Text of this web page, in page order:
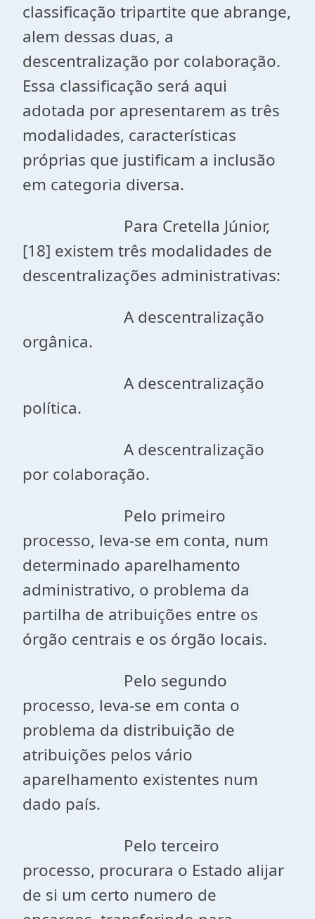
classificação tripartite que abrange,
alem dessas duas, a
descentralização por colaboração.
Essa classificação será aqui
adotada por apresentarem as três
modalidades, características
próprias que justificam a inclusão
em categoria diversa.
Para Cretella Júnior,
[18] existem três modalidades de
descentralizações administrativas:
A descentralização
orgânica.
A descentralização
política.
A descentralização
por colaboração.
Pelo primeiro
processo, leva-se em conta, num
determinado aparelhamento
administrativo, o problema da
partilha de atribuições entre os
órgão centrais e os órgão locais.
Pelo segundo
processo, leva-se em conta o
problema da distribuição de
atribuições pelos vário
aparelhamento existentes num
dado país.
Pelo terceiro
processo, procurara o Estado alijar
de si um certo numero de